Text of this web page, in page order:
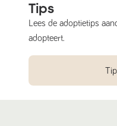
Tips
Lees de adoptietips
adopteert.